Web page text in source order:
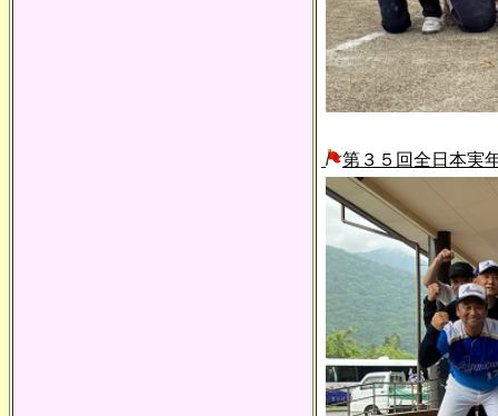
第３５回全日本実